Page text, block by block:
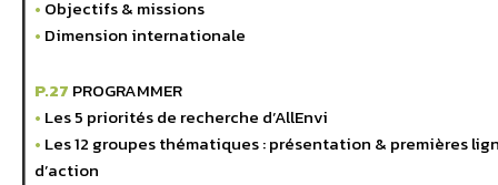
• Objectifs & missions
• Dimension internationale
P.27 PROGRAMMER
• Les 5 priorités de recherche d’AllEnvi
• Les 12 groupes thématiques : présentation & premières
d’action